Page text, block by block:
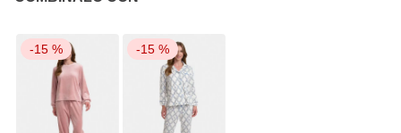
-15 % -15 %